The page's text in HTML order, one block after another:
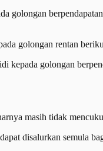
golongan rentan
kepada golongan
masih tidak
disalurkan semula